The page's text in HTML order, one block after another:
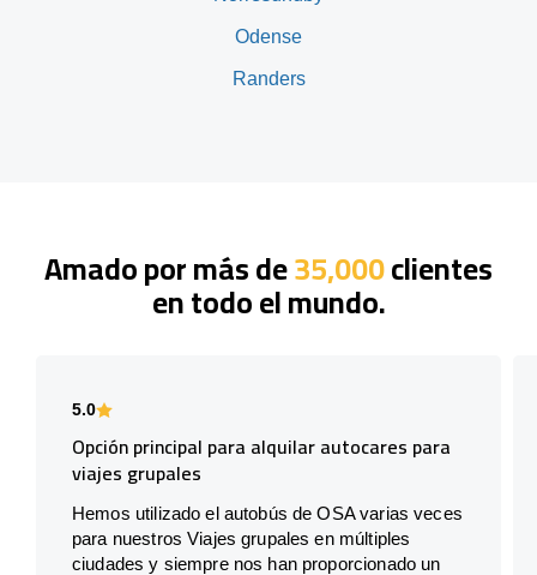
Odense
Randers
Amado por más de35,000clientes
en todo el mundo.
5.0
Opción principal para alquilar autocares para
viajes grupales
Hemos utilizado el autobús de OSA varias veces
para nuestros Viajes grupales en múltiples
ciudades y siempre nos han proporcionado un